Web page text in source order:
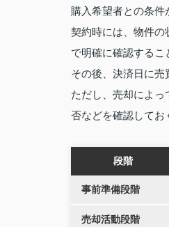
購入希望者との条件
契約時には、物件の
で明確に確認するこ
その後、決済日に
ただし、売却によ
否などを確認してお
段階
事前準備段階
売却活動段階